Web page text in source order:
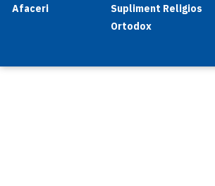
Afaceri
Supliment Religios
Ortodox